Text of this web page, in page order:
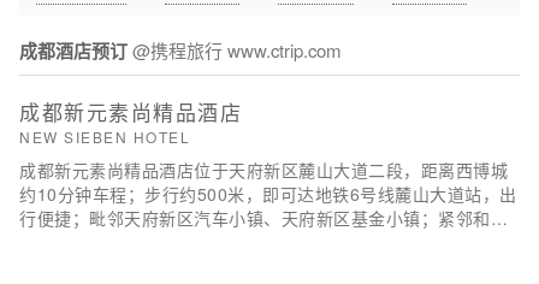
成都酒店预订@携程旅行 www.ctrip.com
成都新元素尚精品酒店
NEW SIEBEN HOTEL
成都新元素尚精品酒店位于天府新区麓山大道二段，距离西博城
约10分钟车程；步行约500米，即可达地铁6号线麓山大道站，出
行便捷；毗邻天府新区汽车小镇、天府新区基金小镇；紧邻和悦